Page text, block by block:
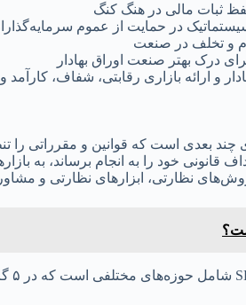
ثبات مالی در هنگ کنگ
در حمایت از عموم
و تخلف در صنعت
درک بهتر صنعت اوراق بهادار
و ارائه بازاری رقابتی، شفاف، کارآمد
قانونی خود را به انجام برساند، به
روش‌های نظارتی، ابزارهای نظارتی و